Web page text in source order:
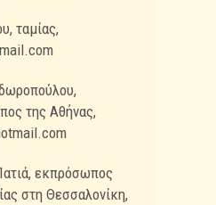
ταμίας,
της Αθήνας,
εκπρόσωπος
στη Θεσσαλονίκη,